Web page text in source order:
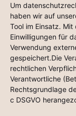
Um
haben wir auf
Tool im Einsatz.
Einwilligungen für
Verwendung
gespeichert.Die
rechtlichen
Verantwortliche
Rechtsgrundlage
c DSGVO